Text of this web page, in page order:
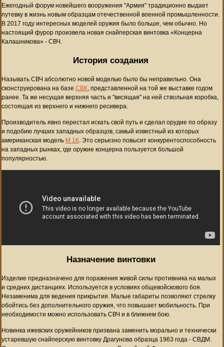
Ежегодный форум новейшего вооружения "Армия" традиционно выдает
путевку в жизнь новым образцам отечественной военной промышленности.
В 2017 году интересных моделей оружия было больше, чем обычно. Но
настоящий фурор произвела новая снайперская винтовка «Концерна
Калашникова» - СВЧ.
История создания
Называть СВЧ абсолютно новой моделью было бы неправильно. Она
сконструирована на базе СВК , представленной на той же выставке годом
ранее. Та же несущая верхняя часть и "висящая" на ней ствольная коробка,
состоящая из верхнего и нижнего ресивера.
Производитель явно перестал искать свой путь и сделал орудие по образу
и подобию лучших западных образцов, самый известный из которых
американская модель М 16 . Это серьезно повысит конкурентоспособность
на западных рынках, где оружие концерна пользуется большой
популярностью.
Назначение винтовки
Изделие предназначено для поражения живой силы противника на малых
и средних дистанциях. Используется в условиях общевойскового боя.
Незаменима для ведения прикрытия. Малые габариты позволяют стрелку
обойтись без дополнительного оружия, что повышает мобильность. При
необходимости можно использовать СВЧ и в ближнем бою.
Новинка ижевских оружейников призвана заменить морально и технически
устаревшую снайперскую винтовку Драгунова образца 1963 года - СВДМ.